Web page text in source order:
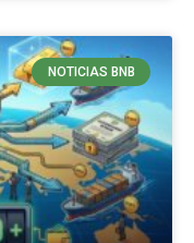
NOTICIAS BNB